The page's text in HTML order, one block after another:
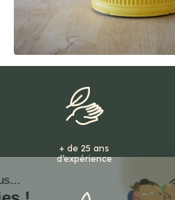
+ de 25 ans
d’expérience